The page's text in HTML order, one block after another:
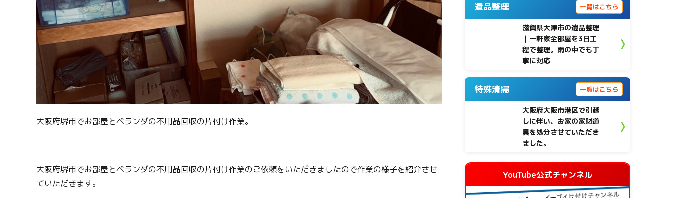
大阪府堺市でお部屋とベランダの不用品回収の片付け作業。
大阪府堺市でお部屋とベランダの不用品回収の片付け作業のご依頼をいただきましたので作業の様子を紹介させ
ていただきます。
遺品整理 一覧はこちら
滋賀県大津市の遺品整理
｜一軒家全部屋を3日工
程で整理。雨の中でも丁
寧に対応
特殊清掃 一覧はこちら
大阪府大阪市港区で引越
しに伴い、お家の家財道
具を処分させていただき
ました。
YouTube公式チャンネル